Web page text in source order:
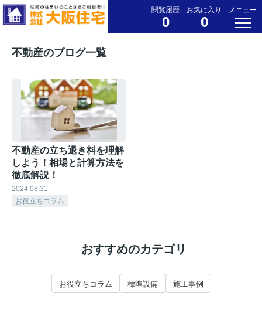
閲覧履歴
0
お気に入り
0
メニュー
不動産のブログ一覧
不動産の立ち退き料を理解
しよう！相場と計算方法を
徹底解説！
2024.08.31
お役立ちコラム
おすすめのカテゴリ
お役立ちコラム 標準設備 施工事例